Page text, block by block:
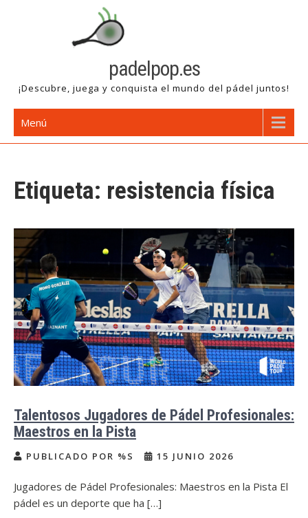
padelpop.es
¡Descubre, juega y conquista el mundo del pádel juntos!
Menú
Etiqueta: resistencia física
Talentosos Jugadores de Pádel Profesionales:
Maestros en la Pista
PUBLICADO POR %S 15 JUNIO 2026
Jugadores de Pádel Profesionales: Maestros en la Pista El
pádel es un deporte que ha […]